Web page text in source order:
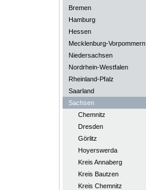
Bremen
Hamburg
Hessen
Mecklenburg-Vorpommern
Niedersachsen
Nordrhein-Westfalen
Rheinland-Pfalz
Saarland
Sachsen
Chemnitz
Dresden
Görlitz
Hoyerswerda
Kreis Annaberg
Kreis Bautzen
Kreis Chemnitz